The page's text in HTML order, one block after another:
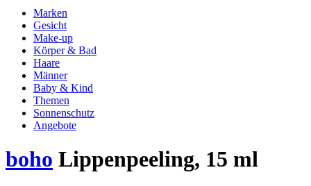
Marken
Gesicht
Make-up
Körper & Bad
Haare
Männer
Baby & Kind
Themen
Sonnenschutz
Angebote
boho Lippenpeeling, 15 ml